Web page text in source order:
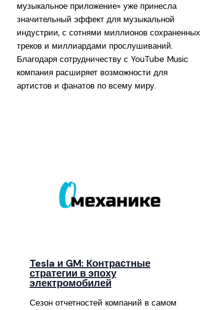
музыкальное приложение» уже принесла
значительный эффект для музыкальной
индустрии, с сотнями миллионов сохраненных
треков и миллиардами прослушиваний.
Благодаря сотрудничеству с YouTube Music
компания расширяет возможности для
артистов и фанатов по всему миру.
Tesla и GM: Контрастные
стратегии в эпоху
электромобилей
Сезон отчетностей компаний в самом